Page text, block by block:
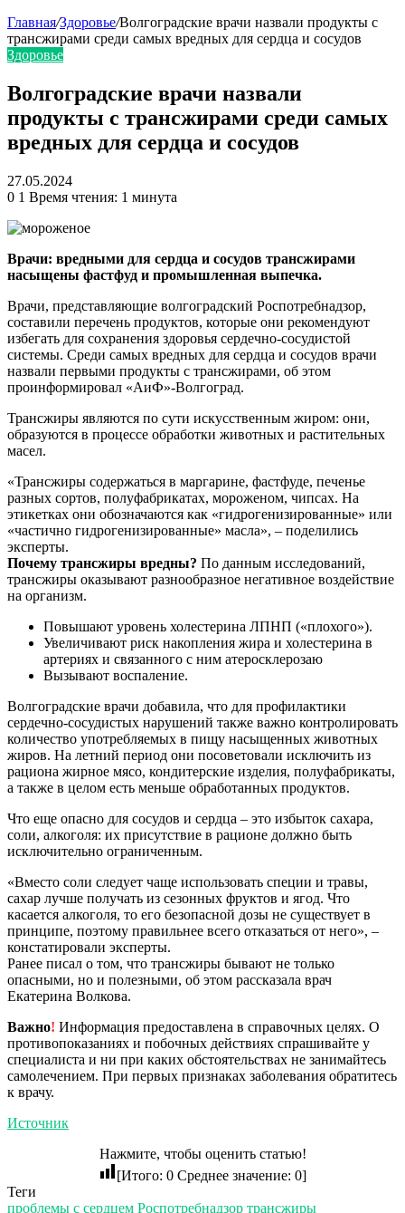
Главная/Здоровье/Волгоградские врачи назвали продукты с
трансжирами среди самых вредных для сердца и сосудов
Здоровье
Волгоградские врачи назвали
продукты с трансжирами среди самых
вредных для сердца и сосудов
27.05.2024
0 1 Время чтения: 1 минута
Врачи: вредными для сердца и сосудов трансжирами
насыщены фастфуд и промышленная выпечка.
Врачи, представляющие волгоградский Роспотребнадзор,
составили перечень продуктов, которые они рекомендуют
избегать для сохранения здоровья сердечно-сосудистой
системы. Среди самых вредных для сердца и сосудов врачи
назвали первыми продукты с трансжирами, об этом
проинформировал «АиФ»-Волгоград.
Трансжиры являются по сути искусственным жиром: они,
образуются в процессе обработки животных и растительных
масел.
«Трансжиры содержаться в маргарине, фастфуде, печенье
разных сортов, полуфабрикатах, мороженом, чипсах. На
этикетках они обозначаются как «гидрогенизированные» или
«частично гидрогенизированные» масла», – поделились
эксперты.
Почему трансжиры вредны? По данным исследований,
трансжиры оказывают разнообразное негативное воздействие
на организм.
Повышают уровень холестерина ЛПНП («плохого»).
Увеличивают риск накопления жира и холестерина в
артериях и связанного с ним атеросклерозаю
Вызывают воспаление.
Волгоградские врачи добавила, что для профилактики
сердечно-сосудистых нарушений также важно контролировать
количество употребляемых в пищу насыщенных животных
жиров. На летний период они посоветовали исключить из
рациона жирное мясо, кондитерские изделия, полуфабрикаты,
а также в целом есть меньше обработанных продуктов.
Что еще опасно для сосудов и сердца – это избыток сахара,
соли, алкоголя: их присутствие в рационе должно быть
исключительно ограниченным.
«Вместо соли следует чаще использовать специи и травы,
сахар лучше получать из сезонных фруктов и ягод. Что
касается алкоголя, то его безопасной дозы не существует в
принципе, поэтому правильнее всего отказаться от него», –
констатировали эксперты.
Ранее писал о том, что трансжиры бывают не только
опасными, но и полезными, об этом рассказала врач
Екатерина Волкова.
Важно! Информация предоставлена в справочных целях. О
противопоказаниях и побочных действиях спрашивайте у
специалиста и ни при каких обстоятельствах не занимайтесь
самолечением. При первых признаках заболевания обратитесь
к врачу.
Источник
Нажмите, чтобы оценить статью!
[Итого: 0 Среднее значение: 0]
Теги
проблемы с сердцем Роспотребнадзор трансжиры